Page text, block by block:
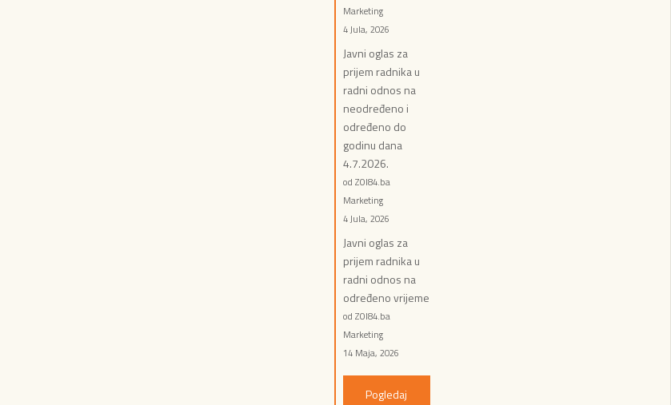
Marketing
4 Jula, 2026
Javni oglas za
prijem radnika u
radni odnos na
neodređeno i
određeno do
godinu dana
4.7.2026.
od ZOI84.ba
Marketing
4 Jula, 2026
Javni oglas za
prijem radnika u
radni odnos na
određeno vrijeme
od ZOI84.ba
Marketing
14 Maja, 2026
Pogledaj